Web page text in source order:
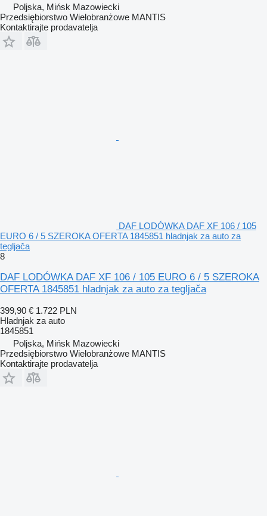
Poljska, Mińsk Mazowiecki
Przedsiębiorstwo Wielobranżowe MANTIS
Kontaktirajte prodavatelja
DAF LODÓWKA DAF XF 106 / 105
EURO 6 / 5 SZEROKA OFERTA 1845851 hladnjak za auto za
tegljača
8
DAF LODÓWKA DAF XF 106 / 105 EURO 6 / 5 SZEROKA
OFERTA 1845851 hladnjak za auto za tegljača
399,90 € 1.722 PLN
Hladnjak za auto
1845851
Poljska, Mińsk Mazowiecki
Przedsiębiorstwo Wielobranżowe MANTIS
Kontaktirajte prodavatelja